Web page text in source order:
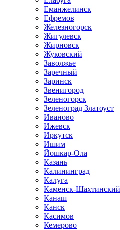
Еманжелинск
Ефремов
Железногорск
Жигулевск
Жирновск
Жуковский
Заволжье
Заречный
Заринск
Звенигород
Зеленогорск
Зеленоград Златоуст
Иваново
Ижевск
Иркутск
Ишим
Йошкар-Ола
Казань
Калининград
Калуга
Каменск-Шахтинский
Канаш
Канск
Касимов
Кемерово